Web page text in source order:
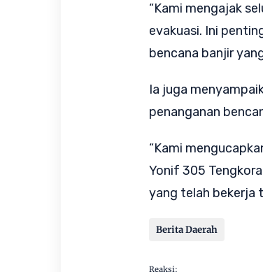
“Kami mengajak
evakuasi. Ini
bencana banjir
Ia juga
penanganan
“Kami
Yonif 305
yang telah bekerja
Berita Daerah
Reaksi: